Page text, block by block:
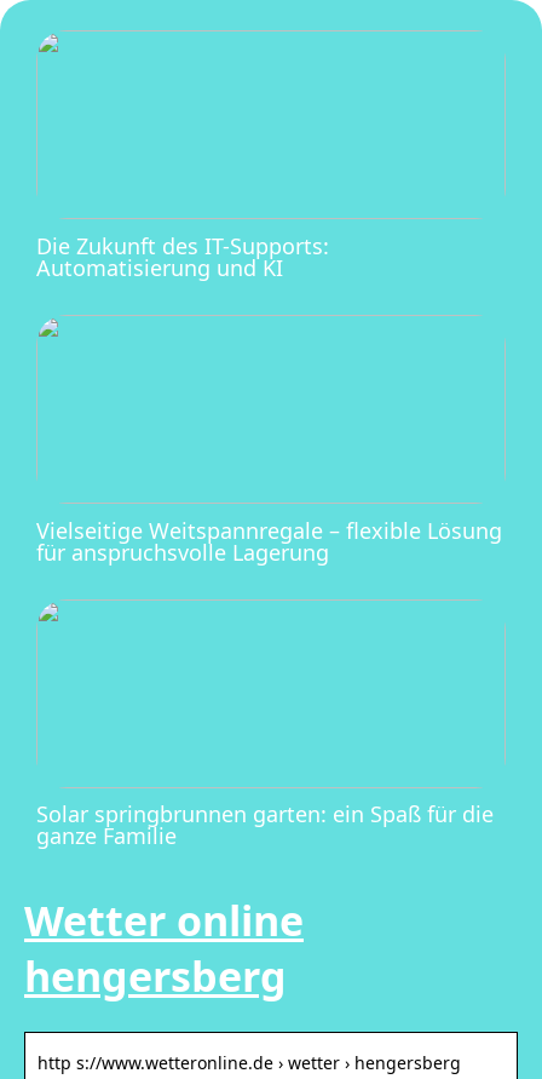
Die Zukunft des IT-Supports:
Automatisierung und KI
Vielseitige Weitspannregale – flexible Lösung
für anspruchsvolle Lagerung
Solar springbrunnen garten: ein Spaß für die
ganze Familie
Wetter online
hengersberg
http s://www.wetteronline.de › wetter › hengersberg